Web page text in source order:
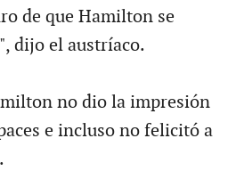
de que Hamilton se
dijo el austríaco.
no dio la impresión
e incluso no felicitó a